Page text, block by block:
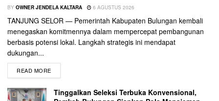
BY OWNER JENDELA KALTARA 6 AGUSTUS 2026
TANJUNG SELOR — Pemerintah Kabupaten Bulungan kembali
menegaskan komitmennya dalam mempercepat pembangunan
berbasis potensi lokal. Langkah strategis ini mendapat
dukungan...
READ MORE
Tinggalkan Seleksi Terbuka Konvensional,